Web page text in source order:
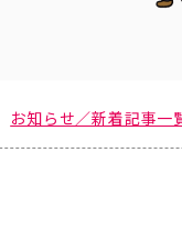
お知らせ／新着記事一